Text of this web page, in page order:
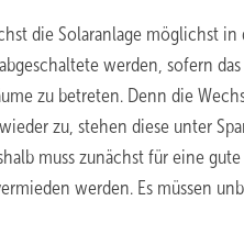
die Solaranlage möglichst
werden, sofern
zu betreten. Denn die
zu, stehen diese unter
muss zunächst für eine
werden. Es müssen